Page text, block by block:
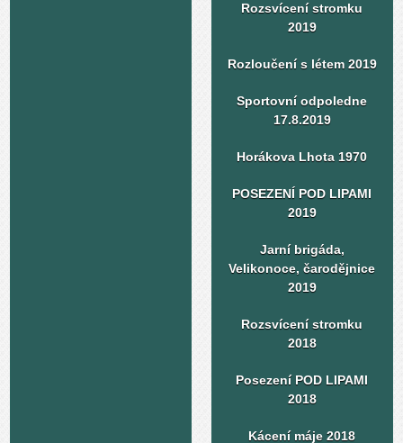
Rozsvícení stromku
2019
Rozloučení s létem 2019
Sportovní odpoledne
17.8.2019
Horákova Lhota 1970
POSEZENÍ POD LIPAMI
2019
Jarní brigáda,
Velikonoce, čarodějnice
2019
Rozsvícení stromku
2018
Posezení POD LIPAMI
2018
Kácení máje 2018